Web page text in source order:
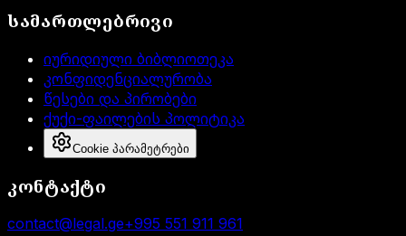
სამართლებრივი
იურიდიული ბიბლიოთეკა
კონფიდენციალურობა
წესები და პირობები
ქუქი-ფაილების პოლიტიკა
Cookie პარამეტრები
კონტაქტი
contact@legal.ge+995 551 911 961